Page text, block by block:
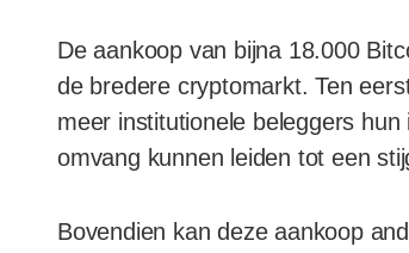
De aankoop van bijna 18.000
de bredere cryptomarkt. Ten
meer institutionele beleggers
omvang kunnen leiden tot een
Bovendien kan deze aankoop